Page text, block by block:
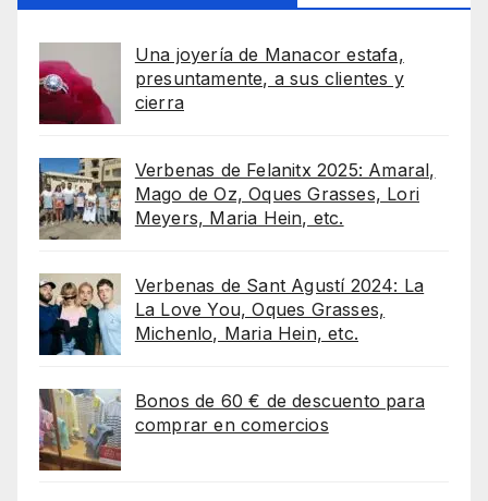
Una joyería de Manacor estafa,
presuntamente, a sus clientes y
cierra
Verbenas de Felanitx 2025: Amaral,
Mago de Oz, Oques Grasses, Lori
Meyers, Maria Hein, etc.
Verbenas de Sant Agustí 2024: La
La Love You, Oques Grasses,
Michenlo, Maria Hein, etc.
Bonos de 60 € de descuento para
comprar en comercios